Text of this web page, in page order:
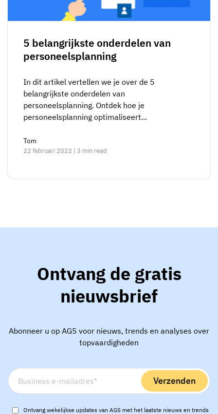
Effectiviteit van trainingen
Compliance-dashboards
Prognoses & trends
automatiseren
met AG5 Workflows
5 belangrijkste onderdelen van
personeelsplanning
In dit artikel vertellen we je over de 5
belangrijkste onderdelen van
personeelsplanning. Ontdek hoe je
personeelsplanning optimaliseert...
Tom
22 februari 2022 | 3 min read
Ontvang de gratis
nieuwsbrief
Abonneer u op AG5 voor nieuws, trends en analyses over
topvaardigheden
Ontvang wekelijkse updates van AG5 met het laatste nieuws en trends